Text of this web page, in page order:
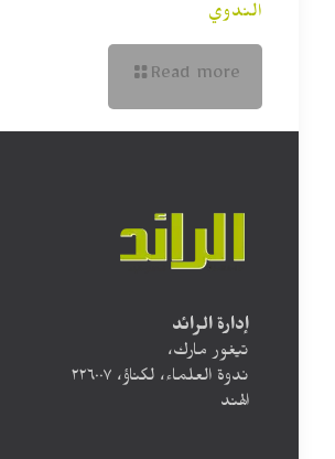
الندوي
Read more
إدارة الرائد
تيغور مارك،
ندوة العلماء، لكناؤ، ۲۲٦۰۰۷
الهند